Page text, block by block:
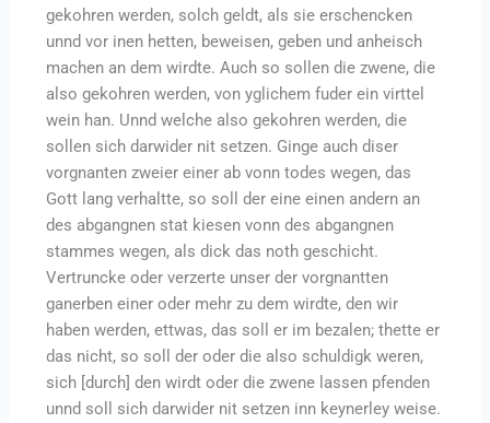
gekohren werden, solch geldt, als sie erschencken
unnd vor inen hetten, beweisen, geben und anheisch
machen an dem wirdte. Auch so sollen die zwene, die
also gekohren werden, von yglichem fuder ein virttel
wein han. Unnd welche also gekohren werden, die
sollen sich darwider nit setzen. Ginge auch diser
vorgnanten zweier einer ab vonn todes wegen, das
Gott lang verhaltte, so soll der eine einen andern an
des abgangnen stat kiesen vonn des abgangnen
stammes wegen, als dick das noth geschicht.
Vertruncke oder verzerte unser der vorgnantten
ganerben einer oder mehr zu dem wirdte, den wir
haben werden, ettwas, das soll er im bezalen; thette er
das nicht, so soll der oder die also schuldigk weren,
sich [durch] den wirdt oder die zwene lassen pfenden
unnd soll sich darwider nit setzen inn keynerley weise.